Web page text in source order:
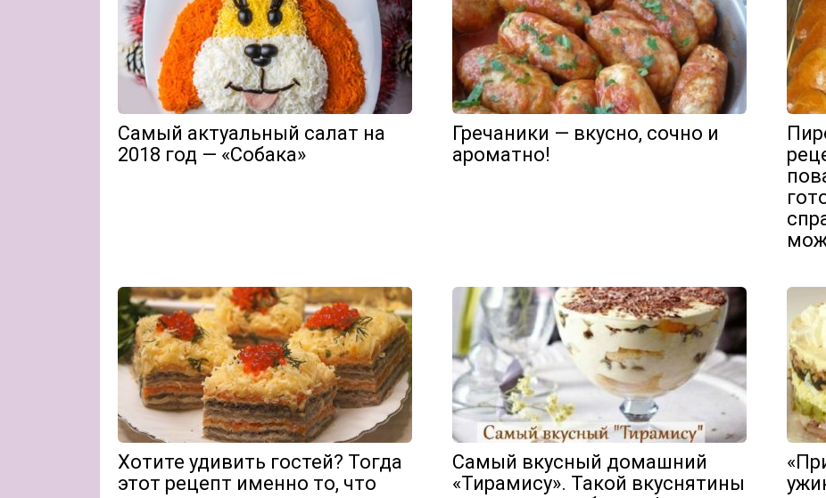
Самый актуальный салат на
2018 год — «Собака»
Гречаники — вкусно, сочно и
ароматно!
Хотите удивить гостей? Тогда
этот рецепт именно то, что
Самый вкусный домашний
«Тирамису». Такой вкуснятины